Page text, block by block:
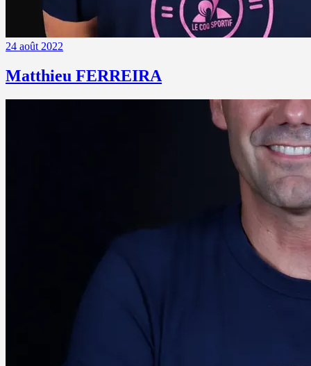
24 août 2022
Matthieu FERREIRA